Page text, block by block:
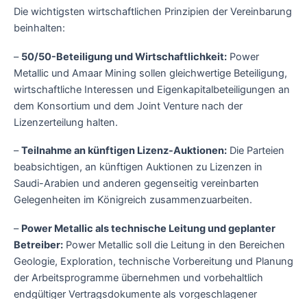
Die wichtigsten wirtschaftlichen Prinzipien der Vereinbarung
beinhalten:
– 50/50-Beteiligung und Wirtschaftlichkeit: Power
Metallic und Amaar Mining sollen gleichwertige Beteiligung,
wirtschaftliche Interessen und Eigenkapitalbeteiligungen an
dem Konsortium und dem Joint Venture nach der
Lizenzerteilung halten.
–Teilnahme an künftigen Lizenz-Auktionen: Die Parteien
beabsichtigen, an künftigen Auktionen zu Lizenzen in
Saudi-Arabien und anderen gegenseitig vereinbarten
Gelegenheiten im Königreich zusammenzuarbeiten.
– Power Metallic als technische Leitung und geplanter
Betreiber: Power Metallic soll die Leitung in den Bereichen
Geologie, Exploration, technische Vorbereitung und Planung
der Arbeitsprogramme übernehmen und vorbehaltlich
endgültiger Vertragsdokumente als vorgeschlagener